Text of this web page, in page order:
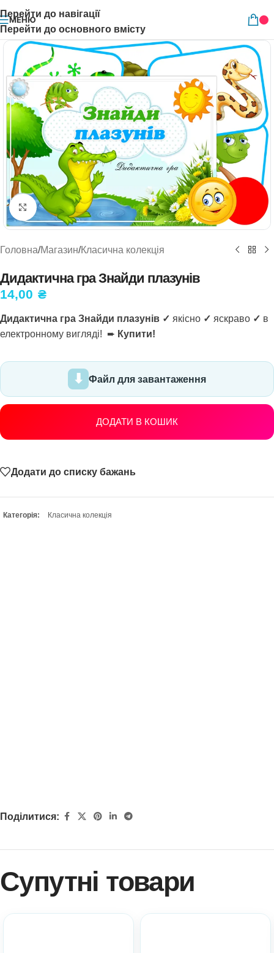
Перейти до навігації
Перейти до основного вмісту
МЕНЮ
Натисніть, щоб збільшити
Головна/Магазин/Класична колекція
Дидактична гра Знайди плазунів
14,00 ₴
Дидактична гра Знайди плазунів ✓ якісно ✓ яскраво ✓ в
електронному вигляді! ➨ Купити!
Файл для завантаження
ДОДАТИ В КОШИК
Додати до списку бажань
Категорія: Класична колекція
Поділитися:
Супутні товари